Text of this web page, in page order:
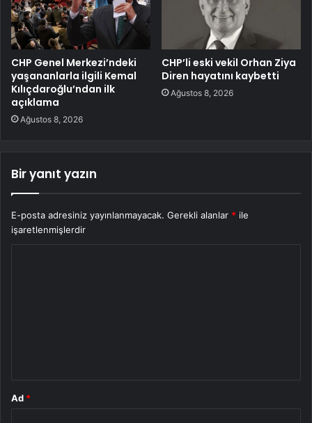
CHP Genel Merkezi’ndeki
yaşananlarla ilgili Kemal
Kılıçdaroğlu’ndan ilk
açıklama
Ağustos 8, 2026
CHP’li eski vekil Orhan Ziya
Diren hayatını kaybetti
Ağustos 8, 2026
Bir yanıt yazın
E-posta adresiniz yayınlanmayacak. Gerekli alanlar * ile
işaretlenmişlerdir
Ad *